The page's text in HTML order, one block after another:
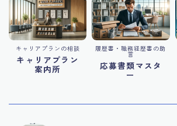
キャリアプランの相談
キャリアプラン
案内所
履歴書・職務経歴書の助
言
応募書類マスタ
ー